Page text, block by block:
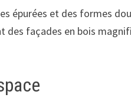
épurées et des formes
façades en bois